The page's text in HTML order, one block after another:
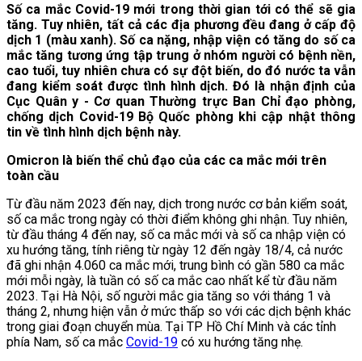
Số ca mắc Covid-19 mới trong thời gian tới có thể sẽ gia
tăng. Tuy nhiên, tất cả các địa phương đều đang ở cấp độ
dịch 1 (màu xanh). Số ca nặng, nhập viện có tăng do số ca
mắc tăng tương ứng tập trung ở nhóm người có bệnh nền,
cao tuổi, tuy nhiên chưa có sự đột biến, do đó nước ta vẫn
đang kiểm soát được tình hình dịch. Đó là nhận định của
Cục Quân y - Cơ quan Thường trực Ban Chỉ đạo phòng,
chống dịch Covid-19 Bộ Quốc phòng khi cập nhật thông
tin về tình hình dịch bệnh này.
Omicron là biến thể chủ đạo của các ca mắc mới trên
toàn cầu
Từ đầu năm 2023 đến nay, dịch trong nước cơ bản kiểm soát,
số ca mắc trong ngày có thời điểm không ghi nhận. Tuy nhiên,
từ đầu tháng 4 đến nay, số ca mắc mới và số ca nhập viện có
xu hướng tăng, tính riêng từ ngày 12 đến ngày 18/4, cả nước
đã ghi nhận 4.060 ca mắc mới, trung bình có gần 580 ca mắc
mới mỗi ngày, là tuần có số ca mắc cao nhất kể từ đầu năm
2023. Tại Hà Nội, số người mắc gia tăng so với tháng 1 và
tháng 2, nhưng hiện vẫn ở mức thấp so với các dịch bệnh khác
trong giai đoạn chuyển mùa. Tại TP Hồ Chí Minh và các tỉnh
phía Nam, số ca mắc Covid-19 có xu hướng tăng nhẹ.